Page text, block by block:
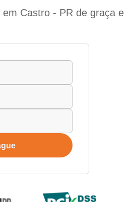
Castro - PR de graça e